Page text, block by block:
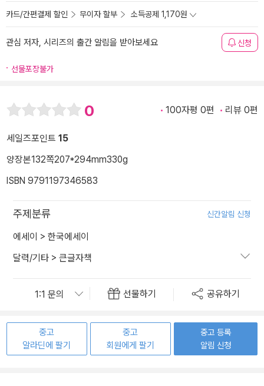
카드/간편결제 할인 무이자 할부 소득공제 1,170원
관심 저자, 시리즈의 출간 알림을 받아보세요 신청
선물포장불가
0 100자평 0편 리뷰 0편
세일즈포인트 15
양장본132쪽207*294mm330g
ISBN 9791197346583
주제분류 신간알림 신청
에세이 > 한국에세이
달력/기타 > 큰글자책
선물하기 공유하기
중고
알라딘에 팔기
중고
회원에게 팔기
중고 등록
알림 신청